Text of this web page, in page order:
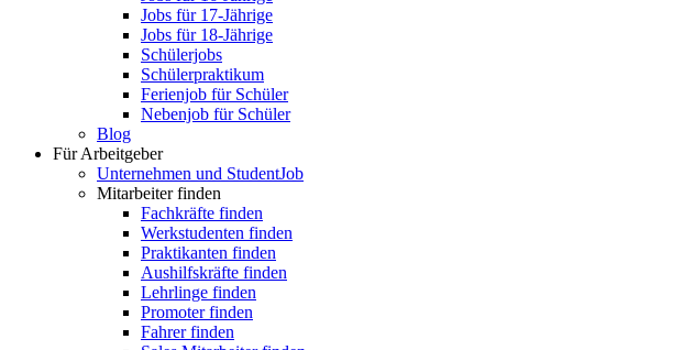
Jobs für 17-Jährige
Jobs für 18-Jährige
Schülerjobs
Schülerpraktikum
Ferienjob für Schüler
Nebenjob für Schüler
Blog
Für Arbeitgeber
Unternehmen und StudentJob
Mitarbeiter finden
Fachkräfte finden
Werkstudenten finden
Praktikanten finden
Aushilfskräfte finden
Lehrlinge finden
Promoter finden
Fahrer finden